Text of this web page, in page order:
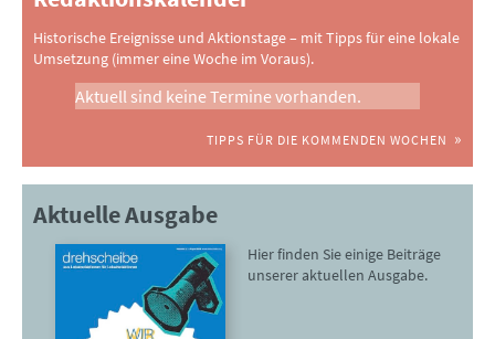
Historische Ereignisse und Aktionstage – mit Tipps für eine lokale
Umsetzung (immer eine Woche im Voraus).
Aktuell sind keine Termine vorhanden.
TIPPS FÜR DIE KOMMENDEN WOCHEN
Aktuelle Ausgabe
Hier finden Sie einige Beiträge
unserer aktuellen Ausgabe.